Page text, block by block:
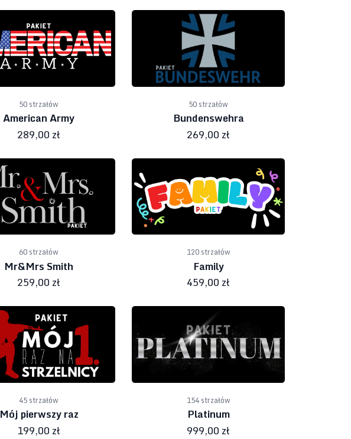
50 strzałów
American Army
289,00 zł
50 strzałów
Bundenswehra
269,00 zł
60 strzałów
Mr&Mrs Smith
259,00 zł
120 strzałów
Family
459,00 zł
45 strzałów
Mój pierwszy raz
199,00 zł
154 strzałów
Platinum
999,00 zł